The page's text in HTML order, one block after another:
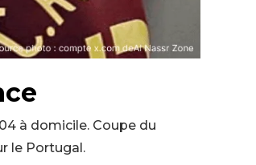
à domicile. Coupe du
le Portugal.